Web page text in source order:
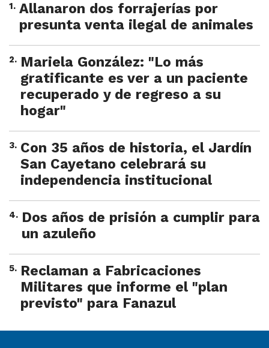
1. Allanaron dos forrajerías por
presunta venta ilegal de animales
2. Mariela González: "Lo más
gratificante es ver a un paciente
recuperado y de regreso a su
hogar"
3. Con 35 años de historia, el Jardín
San Cayetano celebrará su
independencia institucional
4. Dos años de prisión a cumplir para
un azuleño
5. Reclaman a Fabricaciones
Militares que informe el "plan
previsto" para Fanazul